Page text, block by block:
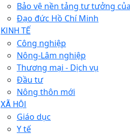
Bảo vệ nền tảng tư tưởng
Đạo đức Hồ Chí Minh
KINH TẾ
Công nghiệp
Nông-Lâm nghiệp
Thương mại - Dịch vụ
Đầu tư
Nông thôn mới
XÃ HỘI
Giáo dục
Y tế